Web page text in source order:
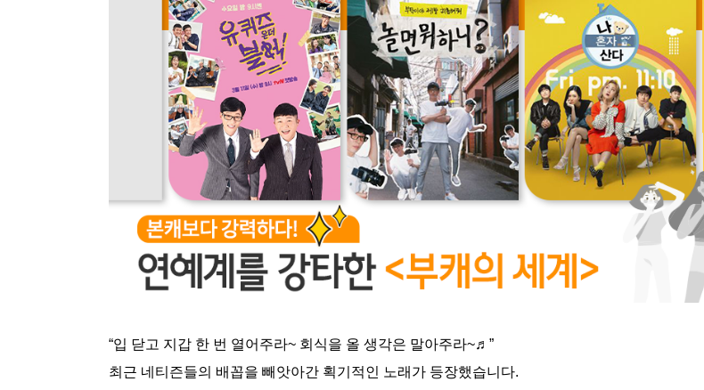
“입 닫고 지갑 한 번 열어주라~ 회식을 올 생각은 말아주라~♬”
최근 네티즌들의 배꼽을 빼앗아간 획기적인 노래가 등장했습니다.